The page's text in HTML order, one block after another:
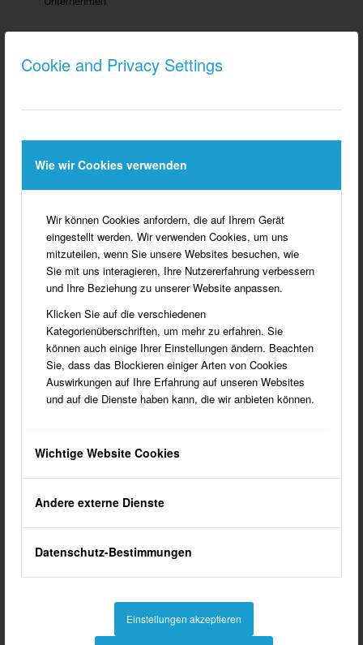
Cookie and Privacy Settings
Wie wir Cookies verwenden
Wir können Cookies anfordern, die auf Ihrem Gerät
eingestellt werden. Wir verwenden Cookies, um uns
mitzuteilen, wenn Sie unsere Websites besuchen, wie
Sie mit uns interagieren, Ihre Nutzererfahrung verbessern
und Ihre Beziehung zu unserer Website anpassen.
Klicken Sie auf die verschiedenen
Kategorienüberschriften, um mehr zu erfahren. Sie
können auch einige Ihrer Einstellungen ändern. Beachten
Sie, dass das Blockieren einiger Arten von Cookies
Auswirkungen auf Ihre Erfahrung auf unseren Websites
und auf die Dienste haben kann, die wir anbieten können.
Wichtige Website Cookies
Andere externe Dienste
Datenschutz-Bestimmungen
Einstellungen akzeptieren
Die Oedinger Silhouette wird vom Unternehmen BEWITAL
geprägt
geprägt